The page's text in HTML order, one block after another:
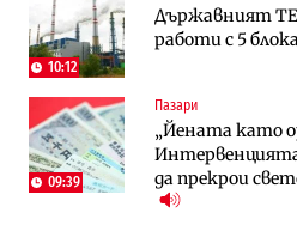
10:12
Държавният
работи с 5
09:39
Пазари
„Йената като
да прекрои
Vivacom
90% отстъпка
Енергетика
АЕЦ „Козлодуй“
няколко
Последни дни с
в лева: Какво
Градоустройство
Столична
трасе по бул.